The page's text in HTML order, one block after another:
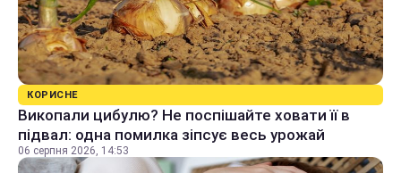
КОРИСНЕ
Викопали цибулю? Не поспішайте ховати її в
підвал: одна помилка зіпсує весь урожай
06 серпня 2026, 14:53